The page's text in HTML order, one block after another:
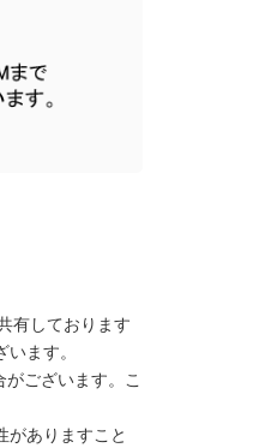
有しております
ます。
ございます。こ
がありますこと